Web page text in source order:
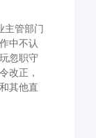
主管部门
中不认
忽职守
改正，
其他直